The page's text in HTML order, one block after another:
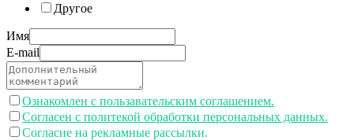
Другое
Имя
E-mail
Ознакомлен с пользавательским соглашением.
Согласен с политекой обработки персональных данных.
Согласие на рекламные рассылки.